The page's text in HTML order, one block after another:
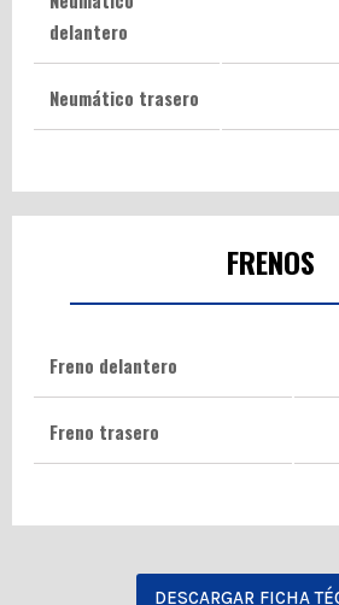
delantero
Neumático trasero
FRENOS
Freno delantero
Freno trasero
DESCARGAR FICHA